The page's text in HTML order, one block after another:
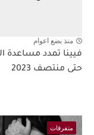
منذ بضع اعوام
فيينا تمدد مساعدة
حتى منتصف 2023
متفرقات